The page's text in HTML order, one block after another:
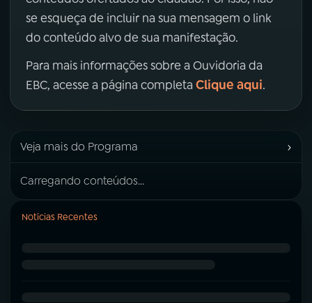
se esqueça de incluir na sua mensagem o link
do conteúdo alvo de sua manifestação.
Para mais informações sobre a Ouvidoria da
EBC, acesse a página completa Clique aqui.
Veja mais do Programa ›
Carregando conteúdos...
Notícias Recentes